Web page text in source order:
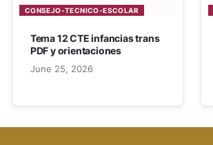
CONSEJO-TECNICO-ESCOLAR
Tema 12 CTE infancias trans
PDF y orientaciones
June 25, 2026